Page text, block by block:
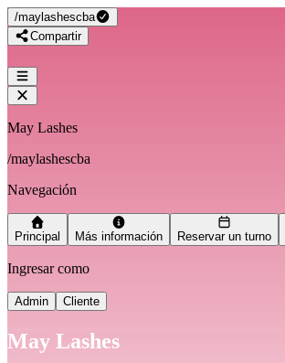
/maylashescba
Compartir
May Lashes
/maylashescba
Navegación
Principal Más información Reservar un turno
Ingresar como
Admin Cliente
May Lashes